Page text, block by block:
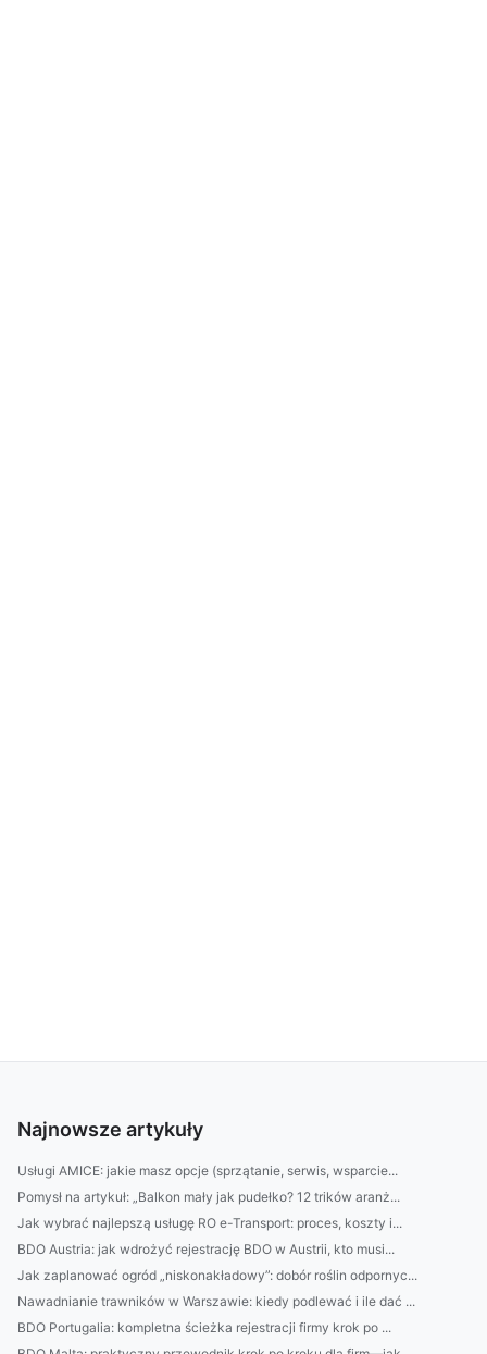
Najnowsze artykuły
Usługi AMICE: jakie masz opcje (sprzątanie, serwis, wsparcie...
Pomysł na artykuł: „Balkon mały jak pudełko? 12 trików aranż...
Jak wybrać najlepszą usługę RO e-Transport: proces, koszty i...
BDO Austria: jak wdrożyć rejestrację BDO w Austrii, kto musi...
Jak zaplanować ogród „niskonakładowy”: dobór roślin odpornyc...
Nawadnianie trawników w Warszawie: kiedy podlewać i ile dać ...
BDO Portugalia: kompletna ścieżka rejestracji firmy krok po ...